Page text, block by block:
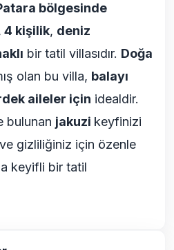
bölgesinde
4 kişilik, deniz
bir tatil villasıdır. Doğa
olan bu villa, balayı
aileler için idealdir.
bulunan jakuzi keyfinizi
ve gizliliğiniz için özenle
keyifli bir tatil